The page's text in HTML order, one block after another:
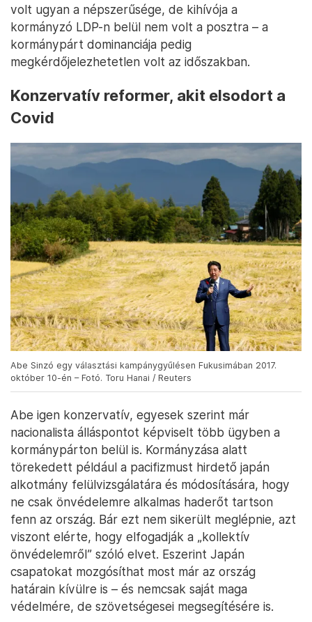
volt ugyan a népszerűsége, de kihívója a
kormányzó LDP-n belül nem volt a posztra – a
kormánypárt dominanciája pedig
megkérdőjelezhetetlen volt az időszakban.
Konzervatív reformer, akit elsodort a
Covid
Abe Sinzó egy választási kampánygyűlésen Fukusimában 2017.
október 10-én – Fotó. Toru Hanai / Reuters
Abe igen konzervatív, egyesek szerint már
nacionalista álláspontot képviselt több ügyben a
kormánypárton belül is. Kormányzása alatt
törekedett például a pacifizmust hirdető japán
alkotmány felülvizsgálatára és módosítására, hogy
ne csak önvédelemre alkalmas haderőt tartson
fenn az ország. Bár ezt nem sikerült meglépnie, azt
viszont elérte, hogy elfogadják a „kollektív
önvédelemről” szóló elvet. Eszerint Japán
csapatokat mozgósíthat most már az ország
határain kívülre is – és nemcsak saját maga
védelmére, de szövetségesei megsegítésére is.